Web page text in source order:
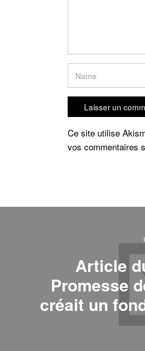
Ce site utilise
vos commentaires
Article
Promesse
créait un